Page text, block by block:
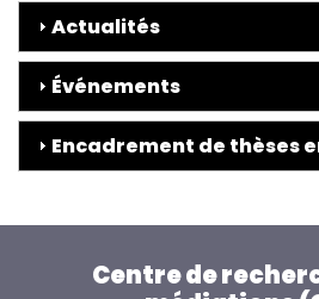
Actualités
Événements
Encadrement de thèses
Centre de